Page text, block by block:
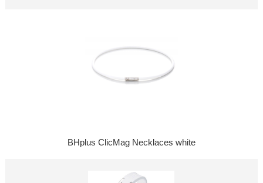
BHplus ClicMag Necklaces white